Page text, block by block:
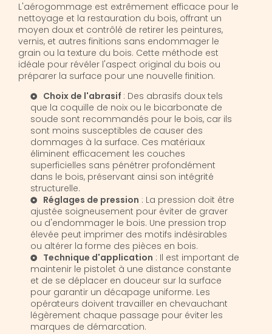
L'aérogommage est extrêmement efficace pour le
nettoyage et la restauration du bois, offrant un
moyen doux et contrôlé de retirer les peintures,
vernis, et autres finitions sans endommager le
grain ou la texture du bois. Cette méthode est
idéale pour révéler l'aspect original du bois ou
préparer la surface pour une nouvelle finition.
Choix de l'abrasif : Des abrasifs doux tels
que la coquille de noix ou le bicarbonate de
soude sont recommandés pour le bois, car ils
sont moins susceptibles de causer des
dommages à la surface. Ces matériaux
éliminent efficacement les couches
superficielles sans pénétrer profondément
dans le bois, préservant ainsi son intégrité
structurelle.
Réglages de pression : La pression doit être
ajustée soigneusement pour éviter de graver
ou d'endommager le bois. Une pression trop
élevée peut imprimer des motifs indésirables
ou altérer la forme des pièces en bois.
Technique d'application : Il est important de
maintenir le pistolet à une distance constante
et de se déplacer en douceur sur la surface
pour garantir un décapage uniforme. Les
opérateurs doivent travailler en chevauchant
légèrement chaque passage pour éviter les
marques de démarcation.